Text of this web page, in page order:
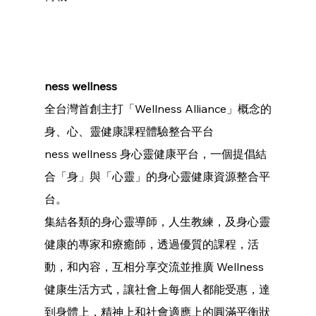
ness wellness
全台灣首創主打「Wellness Alliance」概念的
身、心、靈健康課程體驗整合平台
ness wellness 身心靈健康平台，一個提倡結
合「身」與「心靈」的身心靈健康資源整合平
台。
集結各類的身心靈導師，人生教練，及身心靈
健康的專家和療癒師，透過優質的課程，活
動，和內容，互相分享交流並推廣 Wellness
健康生活方式，讓社會上每個人都能受惠，達
到身體上，精神上和社會適應上的圓滿平衡狀